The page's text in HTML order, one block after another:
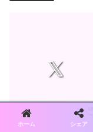
ホーム シェア